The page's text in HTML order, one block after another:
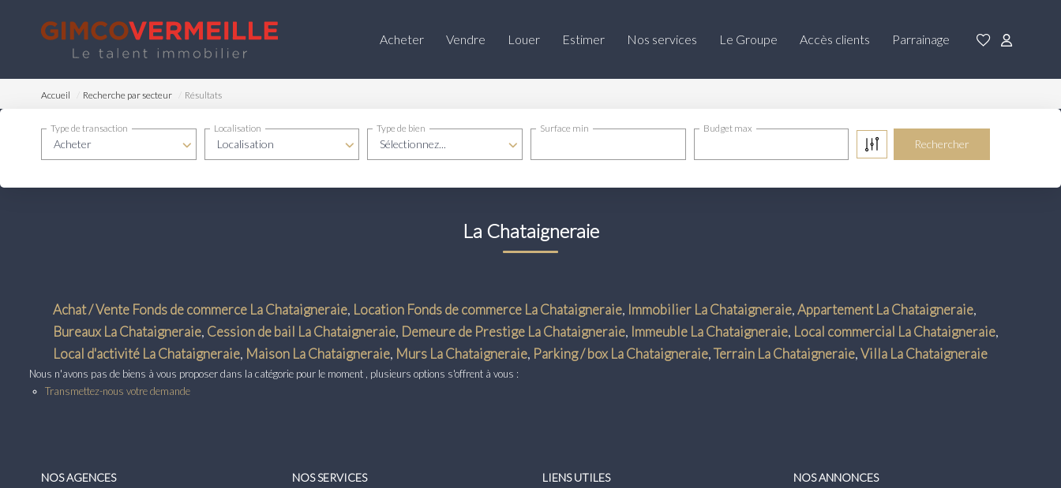
Acheter Vendre Louer Estimer Nos services Le Groupe Accès clients Parrainage
Accueil Recherche par secteur Résultats
Acheter
Type de transaction
Localisation
Localisation
Sélectionnez...
Type de bien Surface min Budget max
La Chataigneraie
Achat / Vente Fonds de commerce La Chataigneraie, Location Fonds de commerce La Chataigneraie, Immobilier La Chataigneraie,Appartement La Chataigneraie,
Bureaux La Chataigneraie, Cession de bail La Chataigneraie, Demeure de Prestige La Chataigneraie, Immeuble La Chataigneraie, Local commercial La Chataigneraie,
Local d'activité La Chataigneraie, Maison La Chataigneraie, Murs La Chataigneraie, Parking / box La Chataigneraie,Terrain La Chataigneraie,Villa La Chataigneraie
Nous n'avons pas de biens à vous proposer dans la catégorie pour le moment , plusieurs options s'offrent à vous :
Transmettez-nous votre demande
NOS AGENCES NOS SERVICES LIENS UTILES NOS ANNONCES